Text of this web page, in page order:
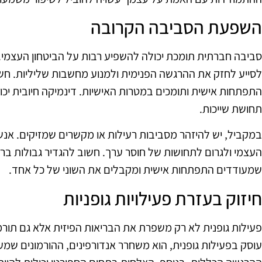
השפעת הסביבה הקרובה
סביבה חברתית תומכת יכולה להשפיע רבות על הביטחון העצמי.
לסייע לחזק את ההרגשה הפנימית ולמנוע מחשבות שליליות.
התפתחות אישית ותומכים במטרות האישיות. דינמיקה חיובית
תחושת שייכות.
במקביל, יש להיזהר מסביבות רעילות או מקשרים שמזיקים.
העצמי ולגרום לתחושות של חוסר ערך. חשוב להגדיר גבולות
שמעודדים התפתחות אישית ומקבלים את השוני של כל אחד.
חיזוק בעזרת פעילויות גופניות
פעילות גופנית לא רק משפרת את הבריאות הפיזית אלא גם
עוסק בפעילות גופנית, הוא משחרר אנדורפינים, ההורמונים